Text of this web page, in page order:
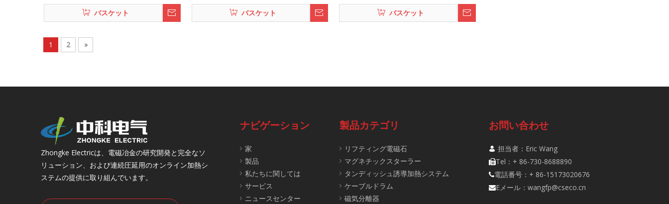
バスケット バスケット バスケット
1 2 »
Zhongke Electricは、電磁冶金の研究開発と完全なソ
リューション、および連続圧延用のオンライン加熱シ
ステムの提供に取り組んでいます。
ナビゲーション
家
製品
私たちに関しては
サービス
ニュースセンター
製品カテゴリ
リフティング電磁石
マグネチックスターラー
タンディッシュ誘導加熱システム
ケーブルドラム
磁気分離器
お問い合わせ
 担当者：Eric Wang
Tel：+ 86-730-8688890
電話番号：+ 86-15173020676
Eメール： wangfp@cseco.cn